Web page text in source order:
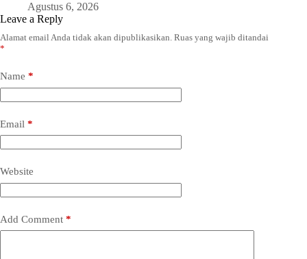
Agustus 6, 2026
Leave a Reply
Alamat email Anda tidak akan dipublikasikan. Ruas yang wajib ditandai
*
Name *
Email *
Website
Add Comment *